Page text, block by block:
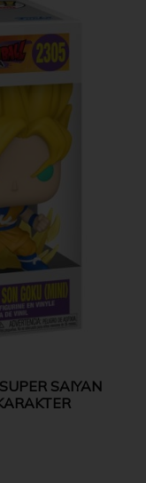
SAIYAN